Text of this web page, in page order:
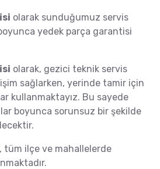
olarak sunduğumuz servis
yedek parça garantisi
olarak, gezici teknik servis
sağlarken, yerinde tamir için
kullanmaktayız. Bu sayede
boyunca sorunsuz bir şekilde
tüm ilçe ve mahallelerde